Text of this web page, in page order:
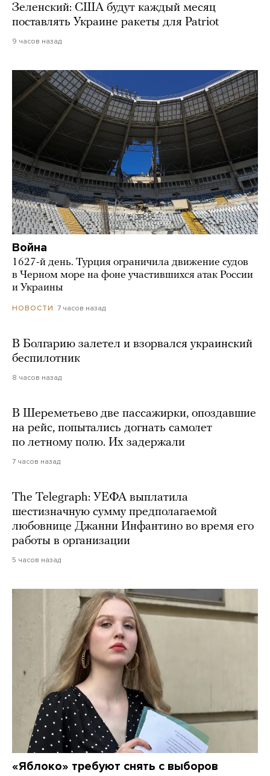
Зеленский: США будут каждый месяц
поставлять Украине ракеты для Patriot
9 часов назад
Война
1627-й день. Турция ограничила движение судов
в Черном море на фоне участившихся атак России
и Украины
НОВОСТИ 7 часов назад
В Болгарию залетел и взорвался украинский
беспилотник
8 часов назад
В Шереметьево две пассажирки, опоздавшие
на рейс, попытались догнать самолет
по летному полю. Их задержали
7 часов назад
The Telegraph: УЕФА выплатила
шестизначную сумму предполагаемой
любовнице Джанни Инфантино во время его
работы в организации
5 часов назад
«Яблоко» требуют снять с выборов